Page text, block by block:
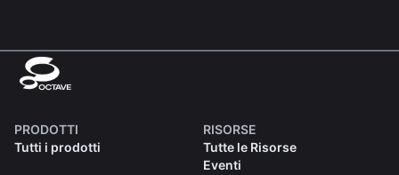
PRODOTTI
Tutti i prodotti
RISORSE
Tutte le Risorse
Eventi